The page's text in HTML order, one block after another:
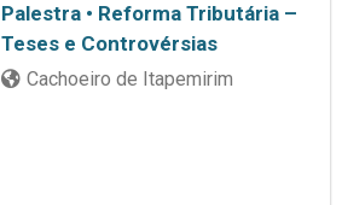
Palestra • Reforma Tributária –
Teses e Controvérsias
Cachoeiro de Itapemirim